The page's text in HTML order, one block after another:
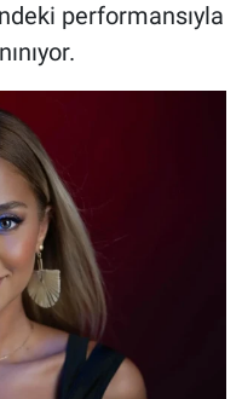
performansıyla